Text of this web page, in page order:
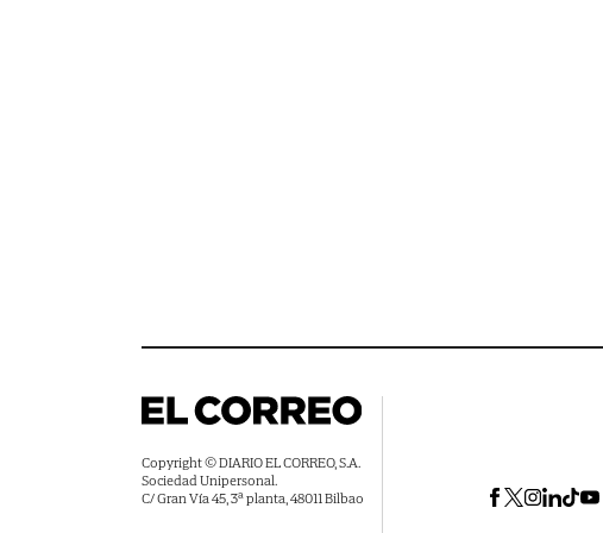
Copyright © DIARIO EL CORREO, S.A.
Sociedad Unipersonal.
C/ Gran Vía 45, 3ª planta, 48011 Bilbao